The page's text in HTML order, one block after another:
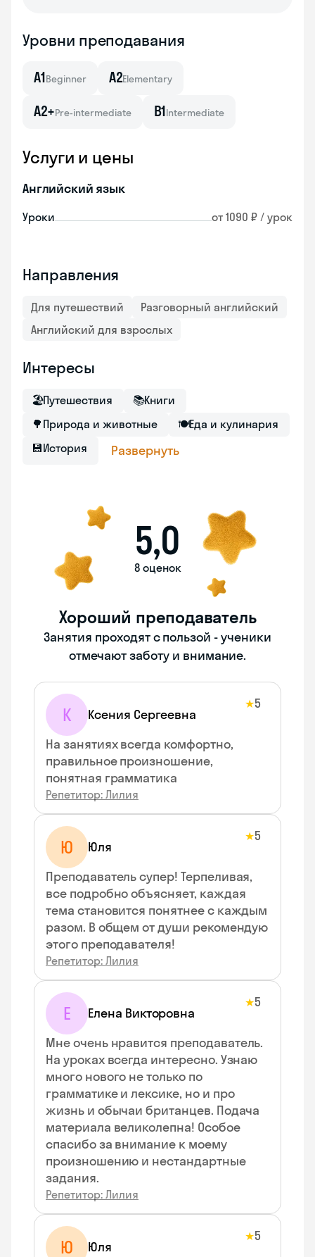
Уровни преподавания
A1Beginner A2Elementary
A2+Pre-intermediate B1Intermediate
Услуги и цены
Английский язык
Уроки от 1090 ₽ / урок
Направления
Для путешествий
Разговорный английский
Английский для взрослых
Интересы
🏖Путешествия 📚Книги
🌳 Природа и животные 🍽Еда и кулинария
💾История Развернуть
5,0
8 оценок
Хороший преподаватель
Занятия проходят с пользой - ученики
отмечают заботу и внимание.
К Ксения Сергеевна
★5
На занятиях всегда комфортно,
правильное произношение,
понятная грамматика
Репетитор: Лилия
Ю Юля
★5
Преподаватель супер! Терпеливая,
все подробно объясняет, каждая
тема становится понятнее с каждым
разом. В общем от души рекомендую
этого преподавателя!
Репетитор: Лилия
Е Елена Викторовна
★5
Мне очень нравится преподаватель.
На уроках всегда интересно. Узнаю
много нового не только по
грамматике и лексике, но и про
жизнь и обычаи британцев. Подача
материала великолепна! Особое
спасибо за внимание к моему
произношению и нестандартные
задания.
Репетитор: Лилия
Ю Юля
★5